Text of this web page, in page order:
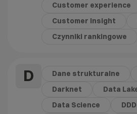
Customer experience
Customer Insight
Czynniki rankingowe
D Dane strukturalne
Darknet
Data
Data Science
DDD